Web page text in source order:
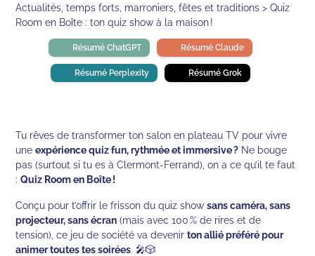
Actualités, temps forts, marroniers, fêtes et traditions > Quiz
Room en Boîte : ton quiz show à la maison !
Résumé ChatGPT Résumé Claude
Résumé Perplexity Résumé Grok
Tu rêves de transformer ton salon en plateau TV pour vivre
uneexpérience quiz fun, rythmée et immersive ? Ne bouge
pas (surtout si tu es à Clermont-Ferrand), on a ce qu’il te faut
:Quiz Room en Boîte !
Conçu pour t’offrir le frisson du quiz showsans caméra, sans
projecteur, sans écran (mais avec 100 % de rires et de
tension), ce jeu de société va devenirton allié préféré pour
animer toutes tes soirées. 🎤🎲